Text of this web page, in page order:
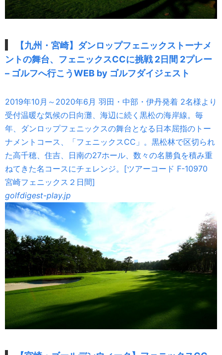
【九州・宮崎】ダンロップフェニックストーナメ
ントの舞台、フェニックスCCに挑戦 2日間 2プレー
– ゴルフへ行こうWEB by ゴルフダイジェスト
2019年10月～2020年6月 羽田・中部・伊丹発着 2名様より
受付温暖な気候の日向灘、海辺に続く黒松の海岸線。毎
年、ダンロップフェニックスの舞台となる日本屈指のトー
ナメントコース、「フェニックスCC」。黒松林で区切られ
た高千穂、住吉、日南の27ホール、数々の名勝負を積み重
ねてきた名コースにチェレンジ。[ツアーコード F-10970
宮崎フェニックス２日間]
golfdigest-play.jp